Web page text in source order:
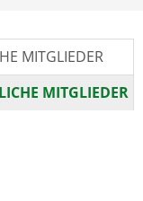
MITGLIEDER
MITGLIEDER